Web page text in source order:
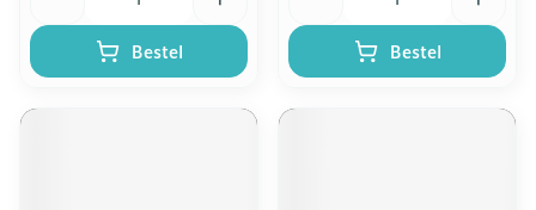
Bestel Bestel